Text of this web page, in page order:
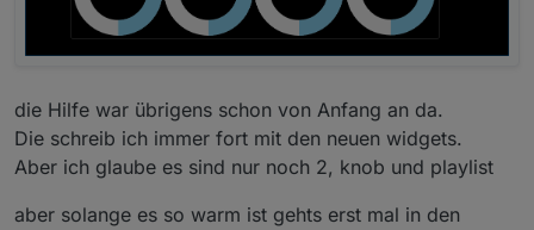
die Hilfe war übrigens schon von Anfang an da.
Die schreib ich immer fort mit den neuen widgets.
Aber ich glaube es sind nur noch 2, knob und playlist
aber solange es so warm ist gehts erst mal in den